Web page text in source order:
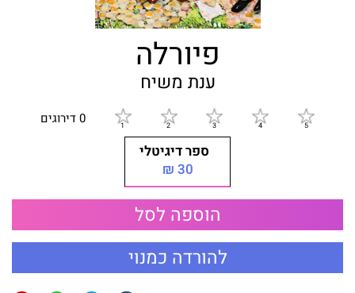
פיורלה
ענת משיח
0 דירוגים
ספר דיגיטלי
30 ₪
הוספה לסל
להורדה כמנוי